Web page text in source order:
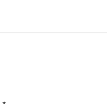
*